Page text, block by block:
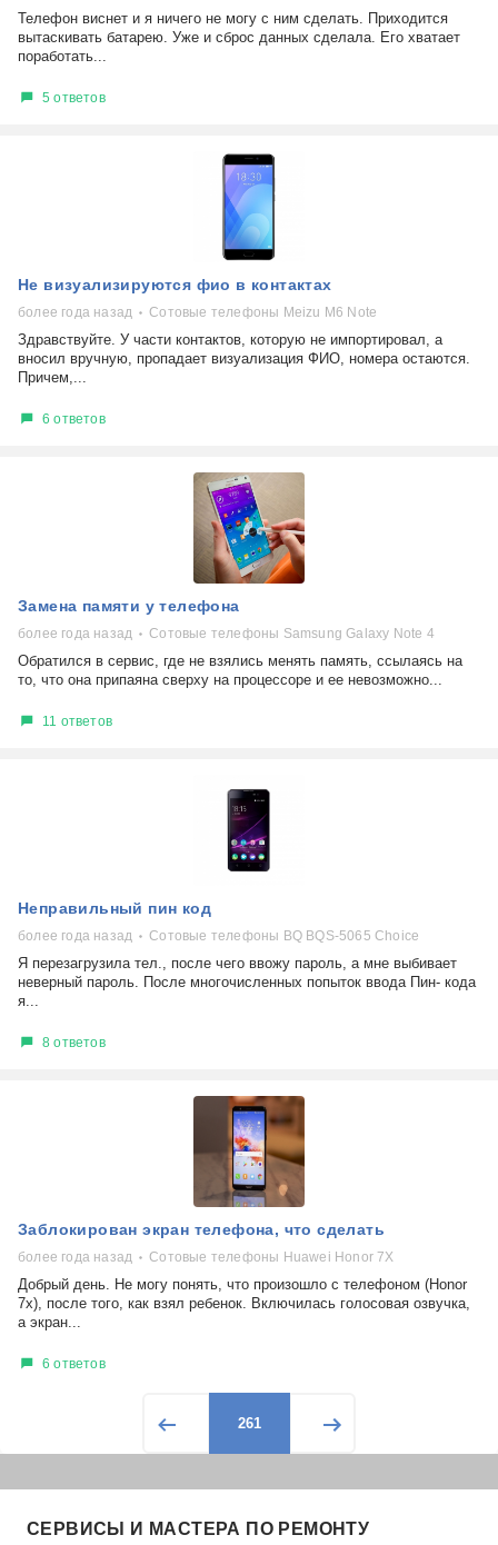
Телефон виснет и я ничего не могу с ним сделать. Приходится
вытаскивать батарею. Уже и сброс данных сделала. Его хватает
поработать...
5 ответов
Не визуализируются фио в контактах
более года назад Сотовые телефоны Meizu M6 Note
Здравствуйте. У части контактов, которую не импортировал, а
вносил вручную, пропадает визуализация ФИО, номера остаются.
Причем,...
6 ответов
Замена памяти у телефона
более года назад Сотовые телефоны Samsung Galaxy Note 4
Обратился в сервис, где не взялись менять память, ссылаясь на
то, что она припаяна сверху на процессоре и ее невозможно...
11 ответов
Неправильный пин код
более года назад Сотовые телефоны BQ BQS-5065 Choice
Я перезагрузила тел., после чего ввожу пароль, а мне выбивает
неверный пароль. После многочисленных попыток ввода Пин- кода
я...
8 ответов
Заблокирован экран телефона, что сделать
более года назад Сотовые телефоны Huawei Honor 7X
Добрый день. Не могу понять, что произошло с телефоном (Honor
7x), после того, как взял ребенок. Включилась голосовая озвучка,
а экран...
6 ответов
261
СЕРВИСЫ И МАСТЕРА ПО РЕМОНТУ